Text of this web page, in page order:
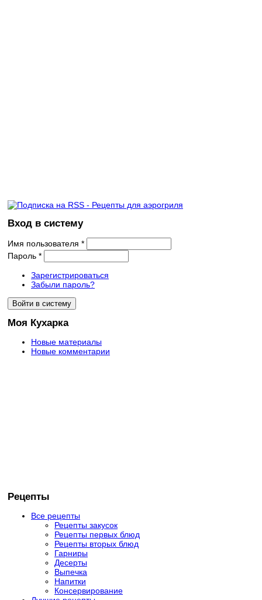
Вход в систему
Имя пользователя *
Пароль *
Зарегистрироваться
Забыли пароль?
Моя Кухарка
Новые материалы
Новые комментарии
Рецепты
Все рецепты
Рецепты закусок
Рецепты первых блюд
Рецепты вторых блюд
Гарниры
Десерты
Выпечка
Напитки
Консервирование